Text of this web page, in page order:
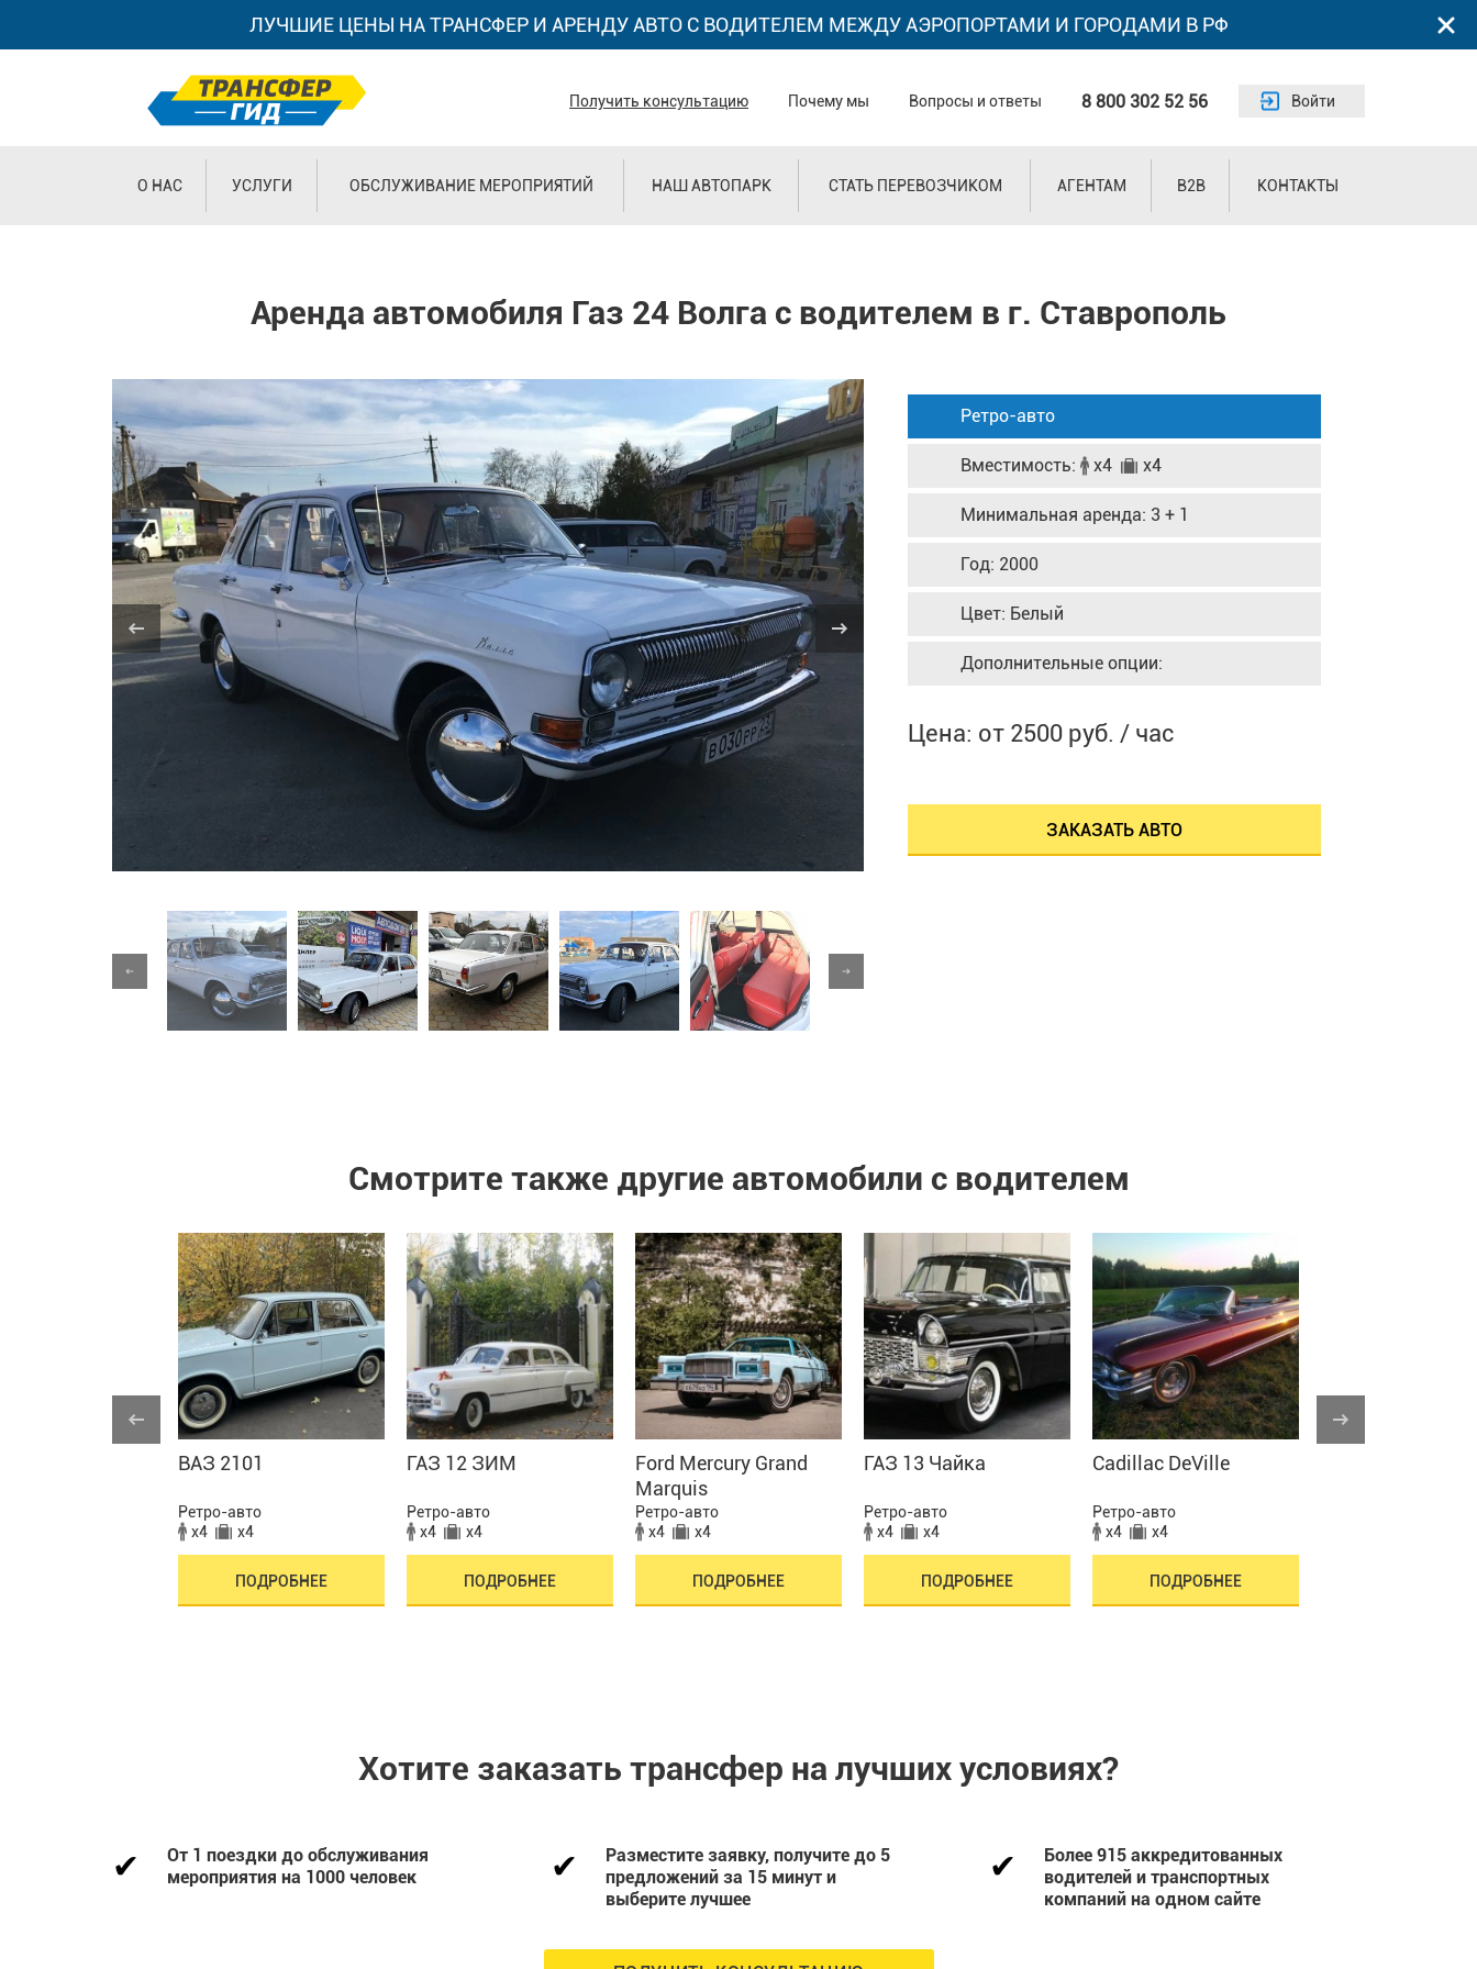
ЛУЧШИЕ ЦЕНЫ НА ТРАНСФЕР И АРЕНДУ АВТО С ВОДИТЕЛЕМ МЕЖДУ АЭРОПОРТАМИ И ГОРОДАМИ В РФ
Получить консультацию Почему мы Вопросы и ответы 8 800 302 52 56 Войти
О НАС УСЛУГИ ОБСЛУЖИВАНИЕ МЕРОПРИЯТИЙ НАШ АВТОПАРК СТАТЬ ПЕРЕВОЗЧИКОМ АГЕНТАМ B2B КОНТАКТЫ
Аренда автомобиля Газ 24 Волга с водителем в г. Ставрополь
Ретро-авто
Вместимость: x4 x4
Минимальная аренда: 3 + 1
Год: 2000
Цвет: Белый
Дополнительные опции:
Цена: от 2500 руб. / час
ЗАКАЗАТЬ АВТО
Смотрите также другие автомобили с водителем
ВАЗ 2101
Ретро-авто
x4
x4
ПОДРОБНЕЕ
ГАЗ 12 ЗИМ
Ретро-авто
x4
x4
ПОДРОБНЕЕ
Ford Mercury Grand
Marquis
Ретро-авто
x4
x4
ПОДРОБНЕЕ
ГАЗ 13 Чайка
Ретро-авто
x4
x4
ПОДРОБНЕЕ
Cadillac DeVille
Ретро-авто
x4
x4
ПОДРОБНЕЕ
Хотите заказать трансфер на лучших условиях?
От 1 поездки до обслуживания
мероприятия на 1000 человек
Разместите заявку, получите до 5
предложений за 15 минут и
выберите лучшее
Более 915 аккредитованных
водителей и транспортных
компаний на одном сайте